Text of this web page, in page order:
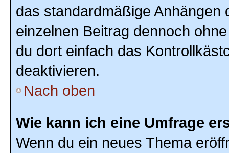
das standardmäßige Anhängen
einzelnen Beitrag dennoch
du dort einfach das
deaktivieren.
Nach oben
Wie kann ich eine Umfrage
Wenn du ein neues Thema